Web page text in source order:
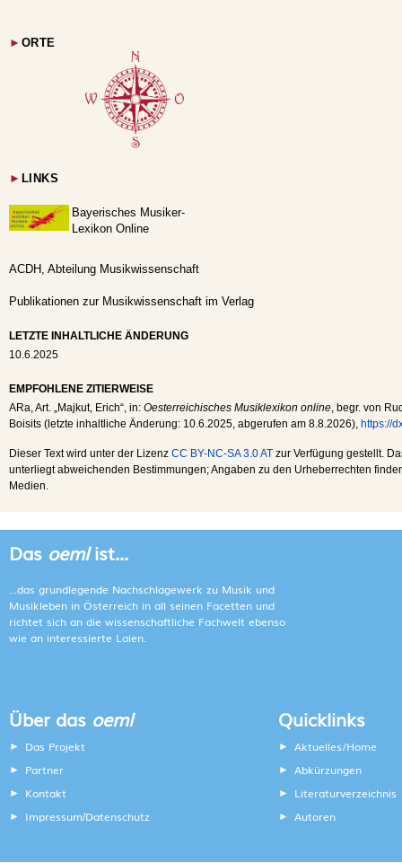
► ORTE
► LINKS
Bayerisches Musiker-
Lexikon Online
ACDH, Abteilung Musikwissenschaft
Publikationen zur Musikwissenschaft im Verlag
LETZTE INHALTLICHE ÄNDERUNG
10.6.2025
EMPFOHLENE ZITIERWEISE
ARa , Art. „Majkut, Erich“, in: Oesterreichisches Musiklexikon online , begr. von
Boisits (letzte inhaltliche Änderung: 10.6.2025 , abgerufen am 8.8.2026), https://
Dieser Text wird unter der Lizenz CC BY-NC-SA 3.0 AT zur Verfügung gestellt.
unterliegt abweichenden Bestimmungen; Angaben zu den Urheberrechten
Medien.
Das oemlist...
...das grundlegende Nachschlagewerk zu Musik und
Musikleben in Österreich in all seinen Facetten und
richtet sich an die wissenschaftliche Fachwelt ebenso
wie an interessierte Laien.
Über das oeml
Das Projekt
Partner
Kontakt
Impressum/Datenschutz
Quicklinks
Aktuelles/Home
Abkürzungen
Literaturverzeichnis
Autoren